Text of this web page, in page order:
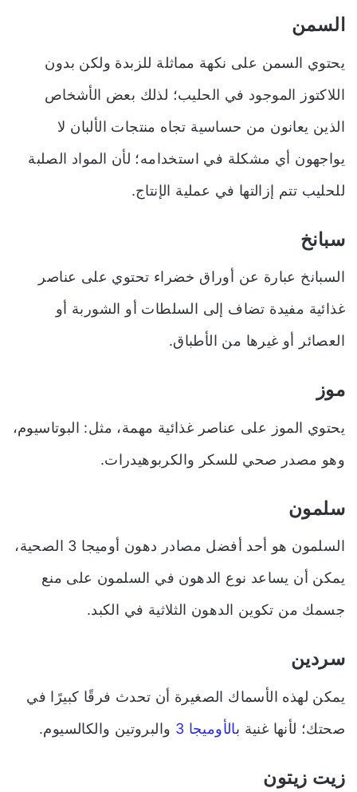
السمن
يحتوي السمن على نكهة مماثلة للزبدة ولكن بدون
اللاكتوز الموجود في الحليب؛ لذلك بعض الأشخاص
الذين يعانون من حساسية تجاه منتجات الألبان لا
يواجهون أي مشكلة في استخدامه؛ لأن المواد الصلبة
للحليب تتم إزالتها في عملية الإنتاج.
سبانخ
السبانخ عبارة عن أوراق خضراء تحتوي على عناصر
غذائية مفيدة تضاف إلى السلطات أو الشوربة أو
العصائر أو غيرها من الأطباق.
موز
يحتوي الموز على عناصر غذائية مهمة، مثل: البوتاسيوم،
وهو مصدر صحي للسكر والكربوهيدرات.
سلمون
السلمون هو أحد أفضل مصادر دهون أوميجا 3 الصحية،
يمكن أن يساعد نوع الدهون في السلمون على منع
جسمك من تكوين الدهون الثلاثية في الكبد.
سردين
يمكن لهذه الأسماك الصغيرة أن تحدث فرقًا كبيرًا في
صحتك؛ لأنها غنية بالأوميجا 3 والبروتين والكالسيوم.
زيت زيتون